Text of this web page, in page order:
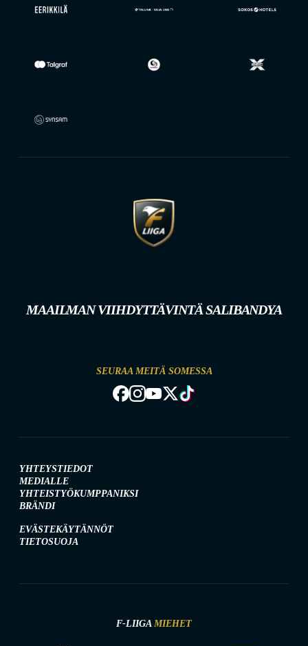
MAAILMAN VIIHDYTTÄVINTÄ SALIBANDYA
SEURAA MEITÄ SOMESSA
YHTEYSTIEDOT
MEDIALLE
YHTEISTYÖKUMPPANIKSI
BRÄNDI
EVÄSTEKÄYTÄNNÖT
TIETOSUOJA
F-LIIGA MIEHET